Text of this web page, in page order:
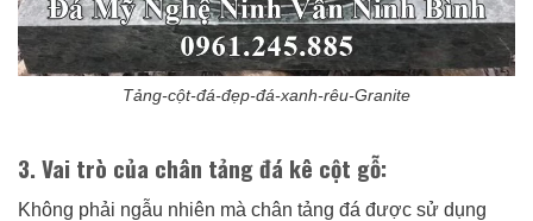
Tảng-cột-đá-đẹp-đá-xanh-rêu-Granite
3. Vai trò của chân tảng đá kê cột gỗ:
Không phải ngẫu nhiên mà chân tảng đá được sử dụng